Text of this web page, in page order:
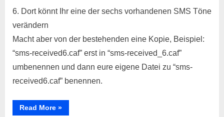
Dort könnt Ihr eine der sechs vorhandenen SMS Töne
verändern
Macht aber von der bestehenden eine Kopie, Beispiel:
“sms-received6.caf” erst in “sms-received_6.caf”
umbenennen und dann eure eigene Datei zu “sms-
received6.caf” benennen.
Read More“[FAQ]
SMS
»